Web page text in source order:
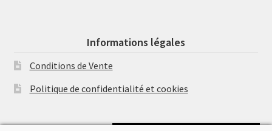
Informations légales
Conditions de Vente
Politique de confidentialité et cookies